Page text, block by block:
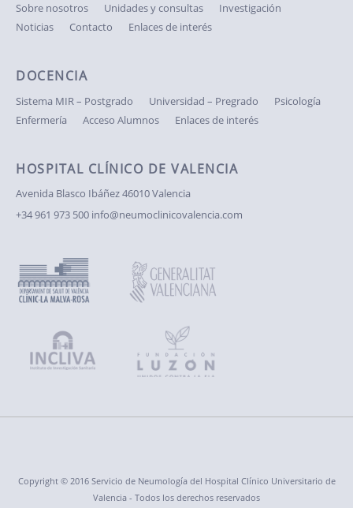
HOSPITAL CLÍNICO DE VALENCIA
Avenida Blasco Ibáñez46010 Valencia
+34 961 973 500 info@neumoclinicovalencia.com
Sobre nosotros Unidades y consultas
Investigación
Noticias
Contacto Enlaces de interés
DOCENCIA
Sistema MIR – Postgrado Universidad – Pregrado
Psicología
Enfermería
Acceso Alumnos Enlaces de interés
Copyright © 2016 Servicio de Neumología del Hospital Clínico Universitario de
Valencia - Todos los derechos reservados